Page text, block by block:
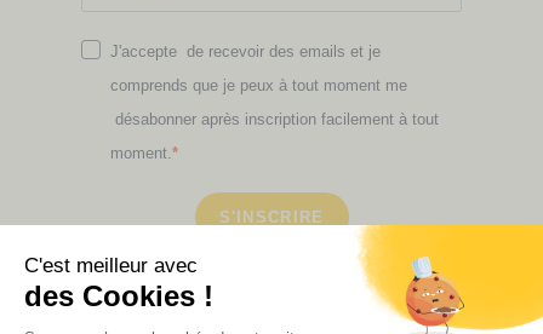
J'accepte de recevoir des emails et je
comprends que je peux à tout moment me
désabonner après inscription facilement à tout
moment.
S'INSCRIRE
Retrouvez ici toutes les newsletters que vous avez
manquées